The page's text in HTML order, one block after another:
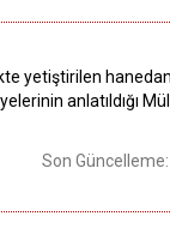
yetiştirilen hanedan
anlatıldığı
Son